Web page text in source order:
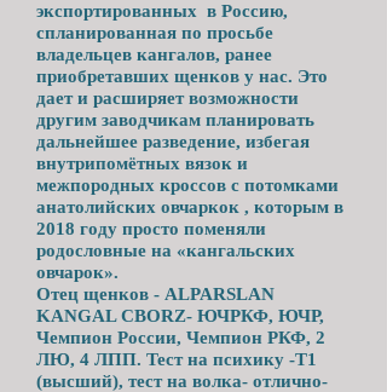
экспортированных в Россию,
спланированная по просьбе
владельцев кангалов, ранее
приобретавших щенков у нас. Это
дает и расширяет возможности
другим заводчикам планировать
дальнейшее разведение, избегая
внутрипомётных вязок и
межпородных кроссов с потомками
анатолийских овчаркок , которым в
2018 году просто поменяли
родословные на «кангальских
овчарок».
Отец щенков - ALPARSLAN
KANGAL CBORZ- ЮЧРКФ, ЮЧР,
Чемпион России, Чемпион РКФ, 2
ЛЮ, 4 ЛПП. Тест на психику -Т1
(высший), тест на волка- отлично-